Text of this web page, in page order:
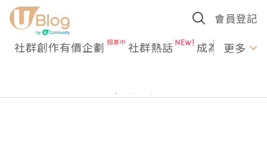
會員登記
社群創作有價企劃 社群熱話 成為U更多